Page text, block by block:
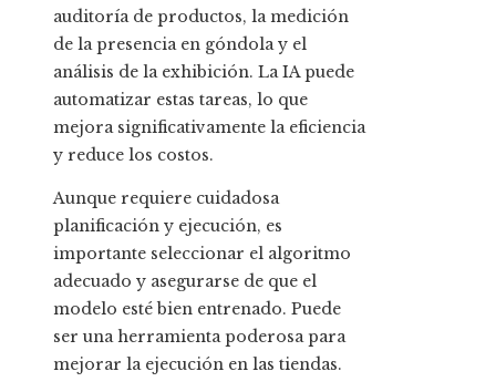
auditoría de productos, la medición
de la presencia en góndola y el
análisis de la exhibición. La IA puede
automatizar estas tareas, lo que
mejora significativamente la eficiencia
y reduce los costos.
Aunque requiere cuidadosa
planificación y ejecución, es
importante seleccionar el algoritmo
adecuado y asegurarse de que el
modelo esté bien entrenado. Puede
ser una herramienta poderosa para
mejorar la ejecución en las tiendas.